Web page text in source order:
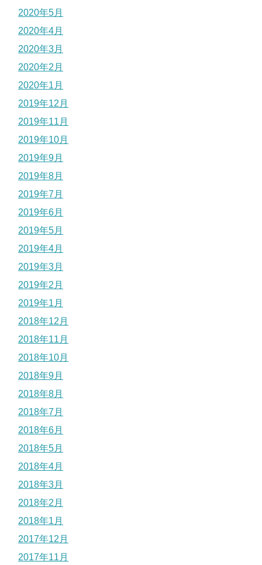
2020年5月
2020年4月
2020年3月
2020年2月
2020年1月
2019年12月
2019年11月
2019年10月
2019年9月
2019年8月
2019年7月
2019年6月
2019年5月
2019年4月
2019年3月
2019年2月
2019年1月
2018年12月
2018年11月
2018年10月
2018年9月
2018年8月
2018年7月
2018年6月
2018年5月
2018年4月
2018年3月
2018年2月
2018年1月
2017年12月
2017年11月